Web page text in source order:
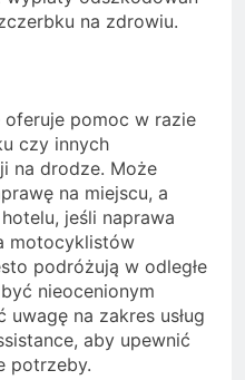
na zdrowiu.
oferuje pomoc w razie
czy innych
na drodze. Może
na miejscu, a
jeśli naprawa
motocyklistów
podróżują w odległe
nieocenionym
na zakres usług
aby upewnić
potrzeby.